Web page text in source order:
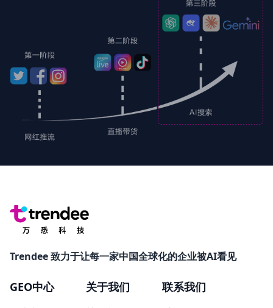
Trendee 致力于让每一家中国全球化的企业被AI看见
GEO中心 关于我们 联系我们